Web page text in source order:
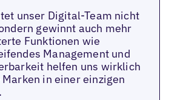
unser Digital-Team nicht
gewinnt auch mehr
Funktionen wie
Management und
helfen uns wirklich
in einer einzigen